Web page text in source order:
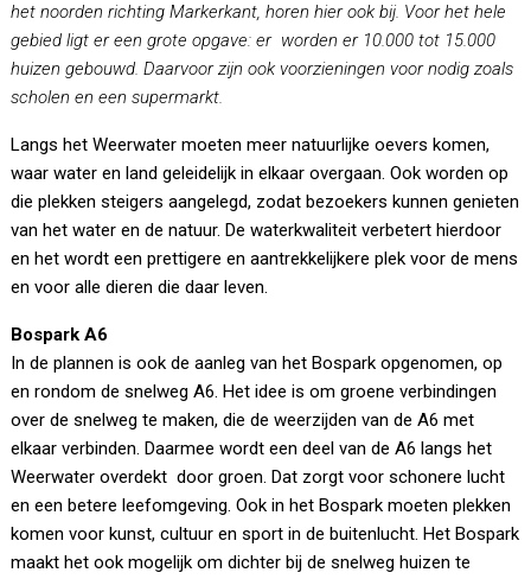
het noorden richting Markerkant, horen hier ook bij. Voor het hele
gebied ligt er een grote opgave: er worden er 10.000 tot 15.000
huizen gebouwd. Daarvoor zijn ook voorzieningen voor nodig zoals
scholen en een supermarkt.
Langs het Weerwater moeten meer natuurlijke oevers komen,
waar water en land geleidelijk in elkaar overgaan. Ook worden op
die plekken steigers aangelegd, zodat bezoekers kunnen genieten
van het water en de natuur. De waterkwaliteit verbetert hierdoor
en het wordt een prettigere en aantrekkelijkere plek voor de mens
en voor alle dieren die daar leven.
Bospark A6
In de plannen is ook de aanleg van het Bospark opgenomen, op
en rondom de snelweg A6. Het idee is om groene verbindingen
over de snelweg te maken, die de weerzijden van de A6 met
elkaar verbinden. Daarmee wordt een deel van de A6 langs het
Weerwater overdekt door groen. Dat zorgt voor schonere lucht
en een betere leefomgeving. Ook in het Bospark moeten plekken
komen voor kunst, cultuur en sport in de buitenlucht. Het Bospark
maakt het ook mogelijk om dichter bij de snelweg huizen te